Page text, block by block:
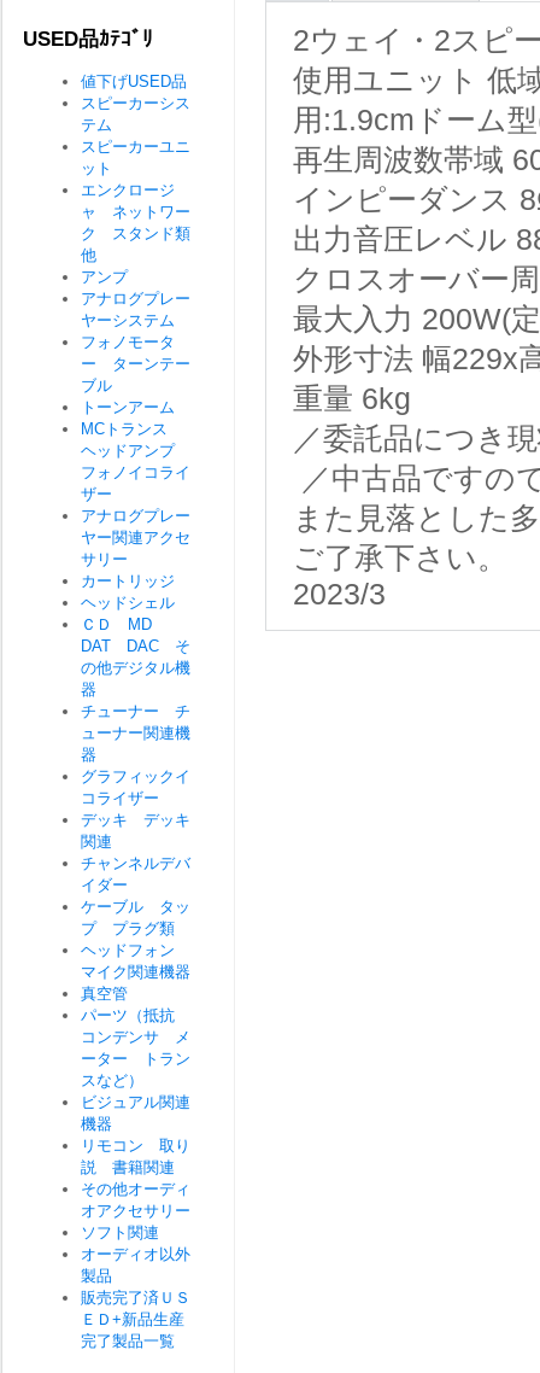
2ウェイ・2スピ
使用ユニット 低
用:1.9cmドーム
再生周波数帯域
インピーダンス
出力音圧レベル
クロスオーバー
最大入力 200W(
外形寸法 幅229x
重量 6kg
／委託品につき
／中古品ですの
また見落とした
ご了承下さい。
2023/3
USED品ｶﾃｺﾞﾘ
値下げUSED品
スピーカーシス
テム
スピーカーユニ
ット
エンクロージ
ャ ネットワー
ク スタンド類
他
アンプ
アナログプレー
ヤーシステム
フォノモータ
ー ターンテー
ブル
トーンアーム
MCトランス
ヘッドアンプ
フォノイコライ
ザー
アナログプレー
ヤー関連アクセ
サリー
カートリッジ
ヘッドシェル
ＣＤ MD
DAT DAC そ
の他デジタル機
器
チューナー チ
ューナー関連機
器
グラフィックイ
コライザー
デッキ デッキ
関連
チャンネルデバ
イダー
ケーブル タッ
プ プラグ類
ヘッドフォン
マイク関連機器
真空管
パーツ（抵抗
コンデンサ メ
ーター トラン
スなど）
ビジュアル関連
機器
リモコン 取り
説 書籍関連
その他オーディ
オアクセサリー
ソフト関連
オーディオ以外
製品
販売完了済ＵＳ
ＥＤ+新品生産
完了製品一覧